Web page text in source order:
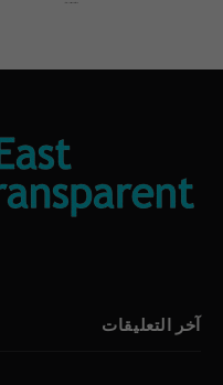
آخر التعليقات